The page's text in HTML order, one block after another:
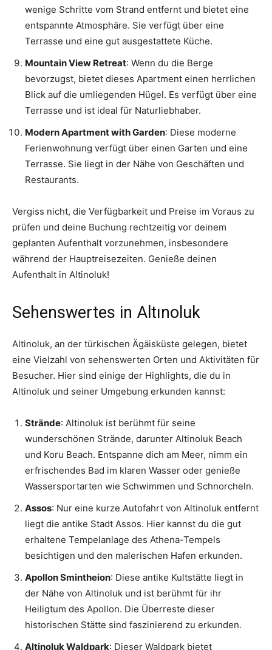
wenige Schritte vom Strand entfernt und bietet eine
entspannte Atmosphäre. Sie verfügt über eine
Terrasse und eine gut ausgestattete Küche.
Mountain View Retreat: Wenn du die Berge
bevorzugst, bietet dieses Apartment einen herrlichen
Blick auf die umliegenden Hügel. Es verfügt über eine
Terrasse und ist ideal für Naturliebhaber.
Modern Apartment with Garden: Diese moderne
Ferienwohnung verfügt über einen Garten und eine
Terrasse. Sie liegt in der Nähe von Geschäften und
Restaurants.
Vergiss nicht, die Verfügbarkeit und Preise im Voraus zu
prüfen und deine Buchung rechtzeitig vor deinem
geplanten Aufenthalt vorzunehmen, insbesondere
während der Hauptreisezeiten. Genieße deinen
Aufenthalt in Altinoluk!
Sehenswertes in Altınoluk
Altinoluk, an der türkischen Ägäisküste gelegen, bietet
eine Vielzahl von sehenswerten Orten und Aktivitäten für
Besucher. Hier sind einige der Highlights, die du in
Altinoluk und seiner Umgebung erkunden kannst:
Strände: Altinoluk ist berühmt für seine
wunderschönen Strände, darunter Altinoluk Beach
und Koru Beach. Entspanne dich am Meer, nimm ein
erfrischendes Bad im klaren Wasser oder genieße
Wassersportarten wie Schwimmen und Schnorcheln.
Assos: Nur eine kurze Autofahrt von Altinoluk entfernt
liegt die antike Stadt Assos. Hier kannst du die gut
erhaltene Tempelanlage des Athena-Tempels
besichtigen und den malerischen Hafen erkunden.
Apollon Smintheion: Diese antike Kultstätte liegt in
der Nähe von Altinoluk und ist berühmt für ihr
Heiligtum des Apollon. Die Überreste dieser
historischen Stätte sind faszinierend zu erkunden.
Altinoluk Waldpark: Dieser Waldpark bietet